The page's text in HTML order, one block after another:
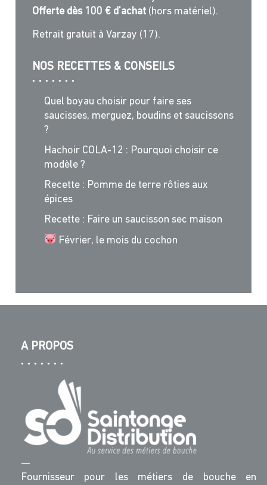
Offerte dès 100 € d’achat (hors matériel).
Retrait gratuit à Varzay (17).
NOS RECETTES & CONSEILS
Quel boyau choisir pour faire ses
saucisses, merguez, boudins et saucissons
?
Hachoir COLA-12 : Pourquoi choisir ce
modèle ?
Recette : Pomme de terre rôties aux
épices
Recette : Faire un saucisson sec maison
Février, le mois du cochon
A PROPOS
—
Fournisseur pour les métiers de bouche en